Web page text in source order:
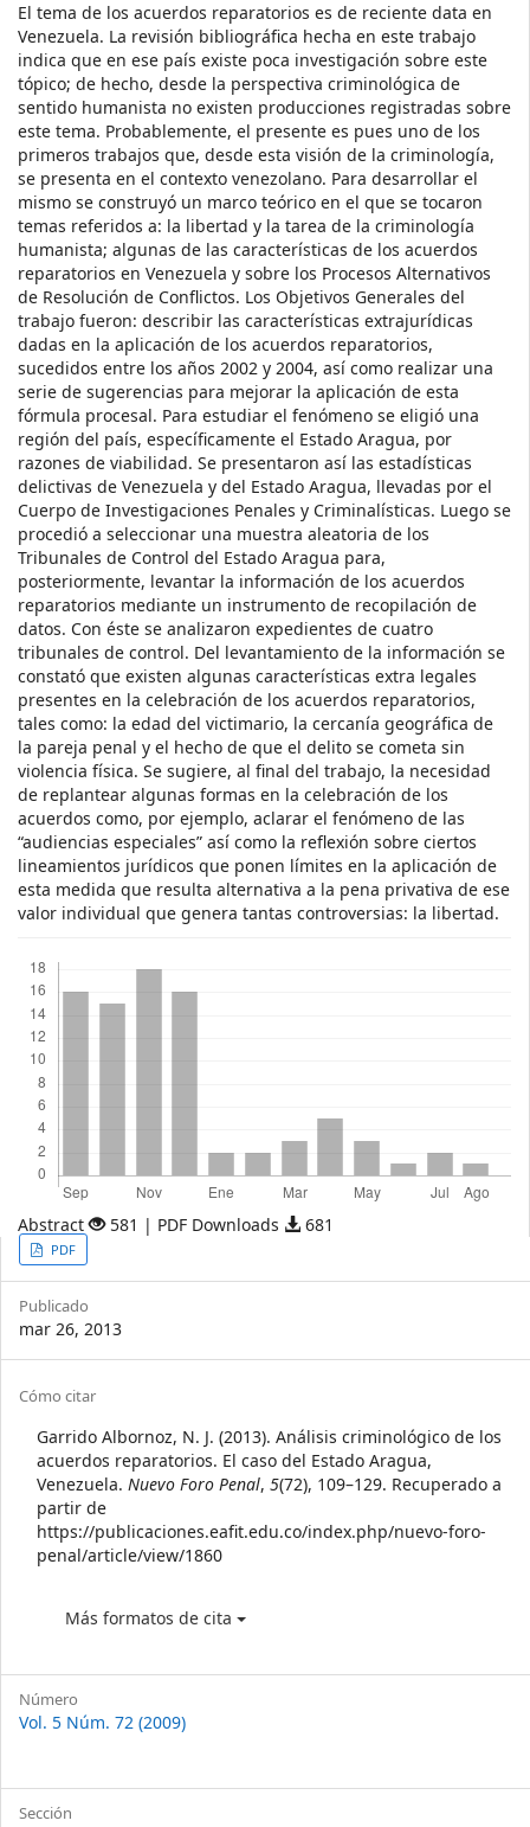
El tema de los acuerdos reparatorios es de reciente data en
Venezuela. La revisión bibliográfica hecha en este trabajo
indica que en ese país existe poca investigación sobre este
tópico; de hecho, desde la perspectiva criminológica de
sentido humanista no existen producciones registradas sobre
este tema. Probablemente, el presente es pues uno de los
primeros trabajos que, desde esta visión de la criminología,
se presenta en el contexto venezolano. Para desarrollar el
mismo se construyó un marco teórico en el que se tocaron
temas referidos a: la libertad y la tarea de la criminología
humanista; algunas de las características de los acuerdos
reparatorios en Venezuela y sobre los Procesos Alternativos
de Resolución de Conflictos. Los Objetivos Generales del
trabajo fueron: describir las características extrajurídicas
dadas en la aplicación de los acuerdos reparatorios,
sucedidos entre los años 2002 y 2004, así como realizar una
serie de sugerencias para mejorar la aplicación de esta
fórmula procesal. Para estudiar el fenómeno se eligió una
región del país, específicamente el Estado Aragua, por
razones de viabilidad. Se presentaron así las estadísticas
delictivas de Venezuela y del Estado Aragua, llevadas por el
Cuerpo de Investigaciones Penales y Criminalísticas. Luego se
procedió a seleccionar una muestra aleatoria de los
Tribunales de Control del Estado Aragua para,
posteriormente, levantar la información de los acuerdos
reparatorios mediante un instrumento de recopilación de
datos. Con éste se analizaron expedientes de cuatro
tribunales de control. Del levantamiento de la información se
constató que existen algunas características extra legales
presentes en la celebración de los acuerdos reparatorios,
tales como: la edad del victimario, la cercanía geográfica de
la pareja penal y el hecho de que el delito se cometa sin
violencia física. Se sugiere, al final del trabajo, la necesidad
de replantear algunas formas en la celebración de los
acuerdos como, por ejemplo, aclarar el fenómeno de las
“audiencias especiales” así como la reflexión sobre ciertos
lineamientos jurídicos que ponen límites en la aplicación de
esta medida que resulta alternativa a la pena privativa de ese
valor individual que genera tantas controversias: la libertad.
Abstract 581 | PDF Downloads 681
Article
Sidebar
PDF
Publicado
mar 26, 2013
Article
Details
Cómo citar
Garrido Albornoz, N. J. (2013). Análisis criminológico de los
acuerdos reparatorios. El caso del Estado Aragua,
Venezuela. Nuevo Foro Penal, 5(72), 109–129. Recuperado a
partir de
https://publicaciones.eafit.edu.co/index.php/nuevo-foro-
penal/article/view/1860
Más formatos de cita
Número
Vol. 5 Núm. 72 (2009)
Sección